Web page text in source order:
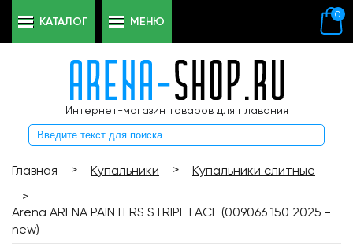
Интернет-магазин товаров для плавания
0
КАТАЛОГ МЕНЮ
Главная > Купальники >
Купальники слитные
>
Arena ARENA PAINTERS STRIPE LACE (009066 150 2025 -
new)